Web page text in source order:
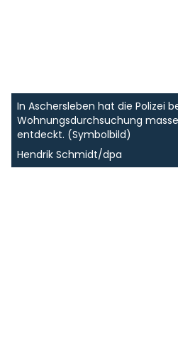
In Aschersleben hat die Polizei
Wohnungsdurchsuchung
entdeckt. (Symbolbild)
Hendrik Schmidt/dpa